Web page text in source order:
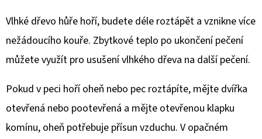
Vlhké dřevo hůře hoří, budete déle roztápět a vznikne více
nežádoucího kouře. Zbytkové teplo po ukončení pečení
můžete využít pro usušení vlhkého dřeva na další pečení.
Pokud v peci hoří oheň nebo pec roztápíte, mějte dvířka
otevřená nebo pootevřená a mějte otevřenou klapku
komínu, oheň potřebuje přísun vzduchu. V opačném
N
A
J
Í
T
?